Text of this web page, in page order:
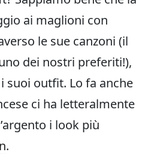
ai maglioni con
le sue canzoni (il
dei nostri preferiti!),
suoi outfit. Lo fa anche
ci ha letteralmente
i look più
.